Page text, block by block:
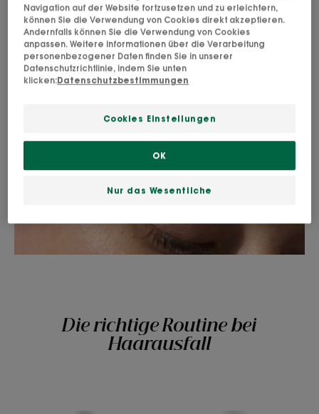
Die richtige Routine bei
Haarausfall
Navigation auf der Website fortzusetzen und zu erleichtern,
können Sie die Verwendung von Cookies direkt akzeptieren.
Andernfalls können Sie die Verwendung von Cookies
anpassen. Weitere Informationen über die Verarbeitung
personenbezogener Daten finden Sie in unserer
Datenschutzrichtlinie, indem Sie unten
klicken:Datenschutzbestimmungen
Cookies Einstellungen
Nur das Wesentliche
OK